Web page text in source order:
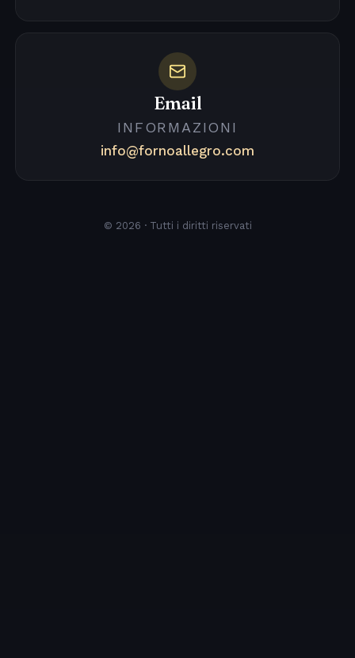
Email
INFORMAZIONI
info@fornoallegro.com
© 2026 · Tutti i diritti riservati